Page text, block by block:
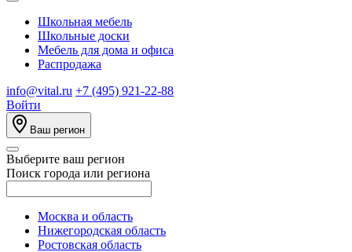
Школьная мебель
Школьные доски
Мебель для дома и офиса
Распродажа
info@vital.ru +7 (495) 921-22-88
Войти
Ваш регион
Выберите ваш регион
Поиск города или региона
Москва и область
Нижегородская область
Ростовская область